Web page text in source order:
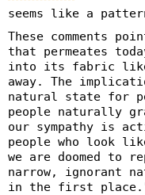
seems like a
These comments
that permeates
into its fabric like
away. The
natural state for
people naturally
our sympathy is
people who look
we are doomed to
narrow, ignorant
in the first